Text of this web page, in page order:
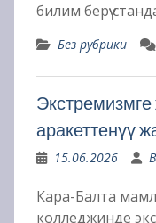
билим берүү
Без рубрики
аракеттенүү
15.06.2026
Кара-Балта
колледжинде